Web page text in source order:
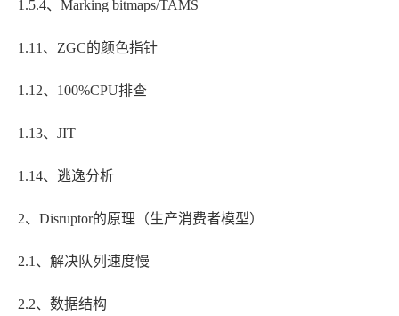
1.5.4、Marking bitmaps/TAMS
1.11、ZGC的颜色指针
1.12、100%CPU排查
1.13、JIT
1.14、逃逸分析
2、Disruptor的原理（生产消费者模型）
2.1、解决队列速度慢
2.2、数据结构